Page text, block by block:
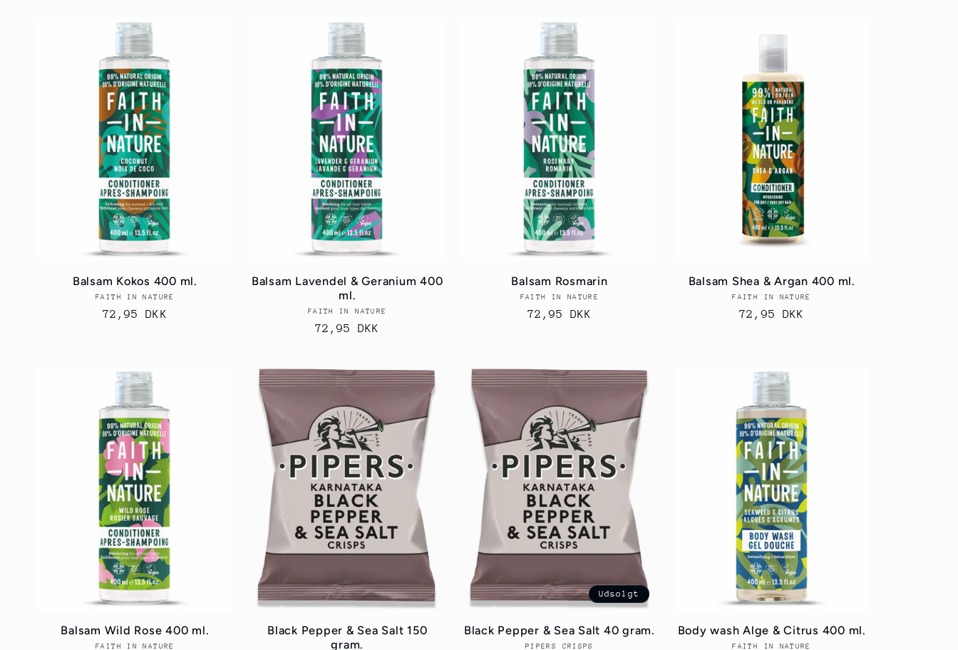
Balsam Kokos 400 ml.
Forhandler:
FAITH IN NATURE
Normalpris
72,95 DKK
Balsam Lavendel & Geranium 400
ml.
Forhandler:
FAITH IN NATURE
Normalpris
72,95 DKK
Balsam Rosmarin
Forhandler:
FAITH IN NATURE
Normalpris
72,95 DKK
Balsam Shea & Argan 400 ml.
Forhandler:
FAITH IN NATURE
Normalpris
72,95 DKK
Balsam Wild Rose 400 ml.
FAITH IN NATURE
Black Pepper & Sea Salt 150
gram.
Udsolgt
Black Pepper & Sea Salt 40 gram.
PIPERS CRISPS
Body wash Alge & Citrus 400 ml.
FAITH IN NATURE